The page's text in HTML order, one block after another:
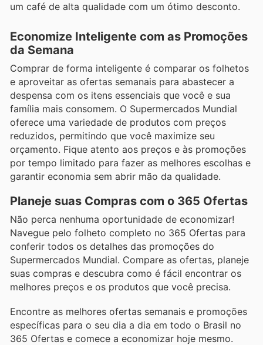
um café de alta qualidade com um ótimo desconto.
Economize Inteligente com as Promoções
da Semana
Comprar de forma inteligente é comparar os folhetos
e aproveitar as ofertas semanais para abastecer a
despensa com os itens essenciais que você e sua
família mais consomem. O Supermercados Mundial
oferece uma variedade de produtos com preços
reduzidos, permitindo que você maximize seu
orçamento. Fique atento aos preços e às promoções
por tempo limitado para fazer as melhores escolhas e
garantir economia sem abrir mão da qualidade.
Planeje suas Compras com o 365 Ofertas
Não perca nenhuma oportunidade de economizar!
Navegue pelo folheto completo no 365 Ofertas para
conferir todos os detalhes das promoções do
Supermercados Mundial. Compare as ofertas, planeje
suas compras e descubra como é fácil encontrar os
melhores preços e os produtos que você precisa.
Encontre as melhores ofertas semanais e promoções
específicas para o seu dia a dia em todo o Brasil no
365 Ofertas e comece a economizar hoje mesmo.